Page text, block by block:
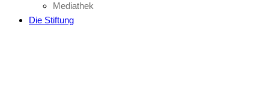
Mediathek
Die Stiftung